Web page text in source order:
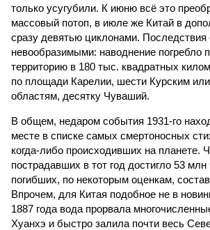
только усугубили. К июню всё это
массовый потоп, в июле же Китай в
сразу девятью циклонами. Последствия
невообразимыми: наводнение погребло
территорию в 180 тыс. квадратных
по площади Карелии, шести Курским
областям, десятку Чуваший.
В общем, недаром события 1931-го
месте в списке самых смертоносных
когда-либо происходивших на планете.
пострадавших в тот год достигло 53
погибших, по некоторым оценкам,
Впрочем, для Китая подобное не в
1887 года вода прорвала
Хуанхэ и быстро залила почти весь